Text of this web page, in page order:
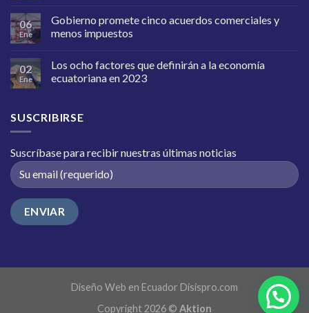
06
Ene
Gobierno promete cinco acuerdos comerciales y
menos impuestos
02
Ene
Los ocho factores que definirán a la economía
ecuatoriana en 2023
SUSCRIBIRSE
Suscríbase para recibir nuestras últimas noticias
Diseño Web en Ecuador Disispro.com
Copyright 2026 © Aktion